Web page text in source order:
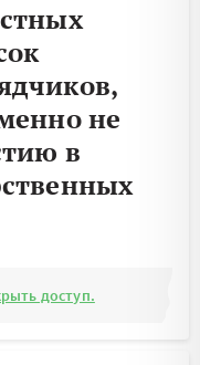
не
в
доступ.